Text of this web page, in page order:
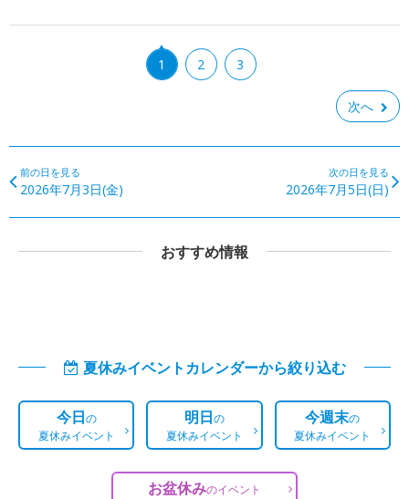
1 2 3
次へ
前の日を見る
2026年7月3日(金)
次の日を見る
2026年7月5日(日)
おすすめ情報
夏休みイベントカレンダーから絞り込む
今日の
夏休みイベント
明日の
夏休みイベント
今週末の
夏休みイベント
お盆休みのイベント